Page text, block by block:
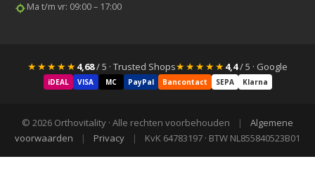
Ma t/m vr: 09:00 – 17:00
★★★★★4,68/ 5 · Trusted Shops★★★★★4,4/ 5 · Google
iDEAL VISA MC PayPal Bancontact SEPA Klarna
© 2026 Orthovitality · Alle rechten voorbehouden |
Algemene
voorwaarden
| Privacy | KvK 64783197 · BTW NL855840523B01